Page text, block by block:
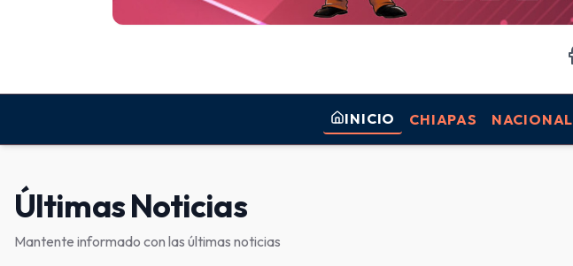
INICIO CHIAPAS NACIONAL
Últimas Noticias
Mantente informado con las últimas noticias